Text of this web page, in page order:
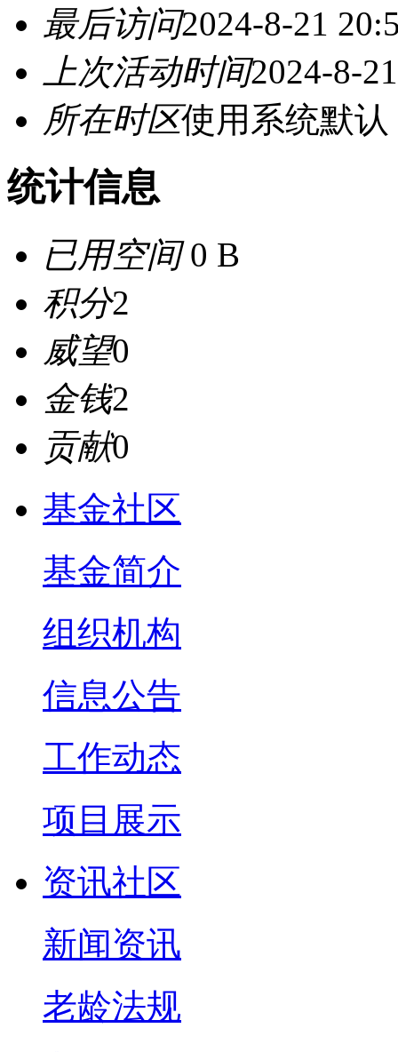
最后访问2024-8-21
上次活动时间2024-8-
所在时区使用系统默认
统计信息
已用空间0 B
积分2
威望0
金钱2
贡献0
基金社区
基金简介
组织机构
信息公告
工作动态
项目展示
资讯社区
新闻资讯
老龄法规